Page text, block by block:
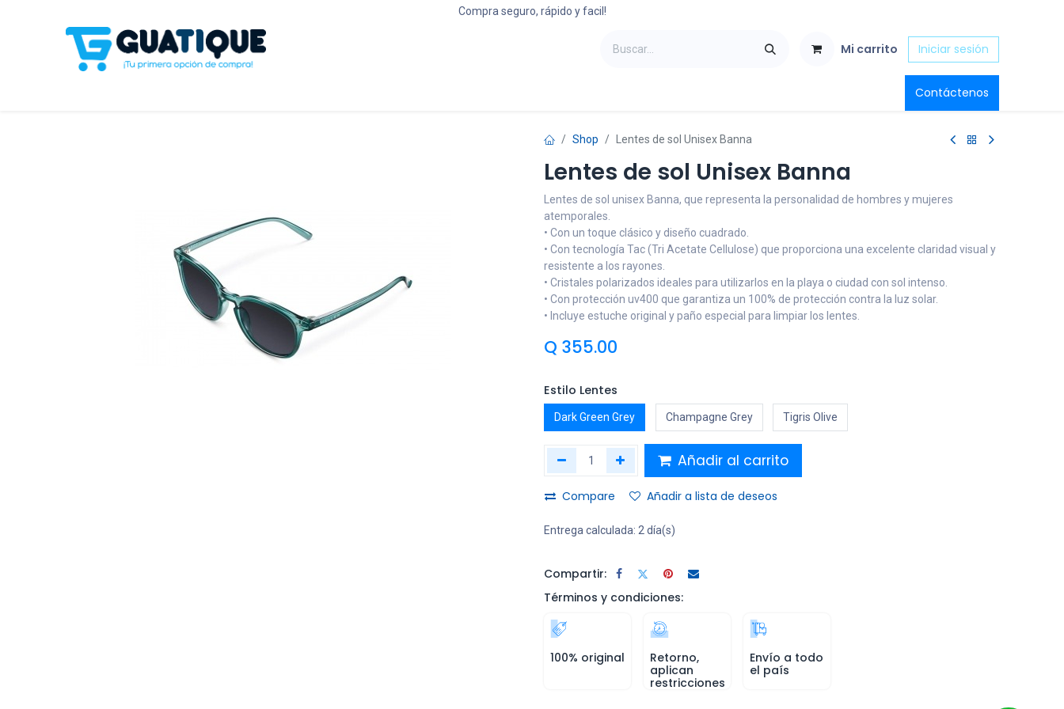
Compra seguro, rápido y facil!
Mi carrito Iniciar sesión
Contáctenos
Shop Lentes de sol Unisex Banna
Lentes de sol Unisex Banna
Lentes de sol unisex Banna, que representa la personalidad de hombres y mujeres
atemporales.
• Con un toque clásico y diseño cuadrado.
• Con tecnología Tac (Tri Acetate Cellulose) que proporciona una excelente claridad visual y
resistente a los rayones.
• Cristales polarizados ideales para utilizarlos en la playa o ciudad con sol intenso.
• Con protección uv400 que garantiza un 100% de protección contra la luz solar.
• Incluye estuche original y paño especial para limpiar los lentes.
Q 355.00
Estilo Lentes
Dark Green Grey Champagne Grey Tigris Olive
Añadir al carrito
Compare Añadir a lista de deseos
Entrega calculada: 2 día(s)
Compartir:
Términos y condiciones:
100% original
Retorno,
aplican
restricciones
Envío a todo
el país